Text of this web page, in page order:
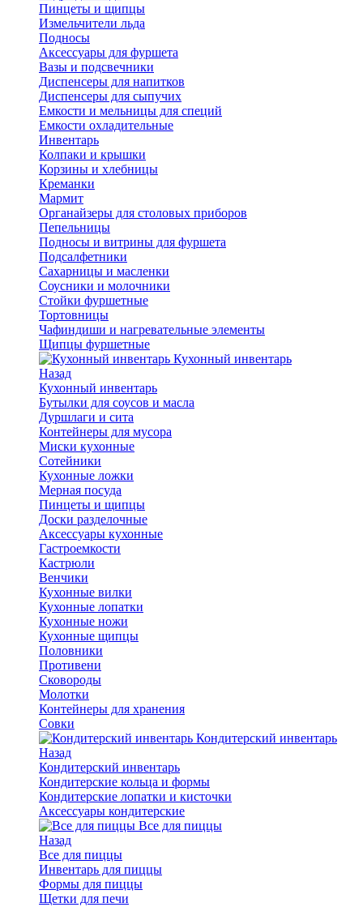
Пинцеты и щипцы
Измельчители льда
Подносы
Аксессуары для фуршета
Вазы и подсвечники
Диспенсеры для напитков
Диспенсеры для сыпучих
Емкости и мельницы для специй
Емкости охладительные
Инвентарь
Колпаки и крышки
Корзины и хлебницы
Креманки
Мармит
Органайзеры для столовых приборов
Пепельницы
Подносы и витрины для фуршета
Подсалфетники
Сахарницы и масленки
Соусники и молочники
Стойки фуршетные
Тортовницы
Чафиндиши и нагревательные элементы
Щипцы фуршетные
Кухонный инвентарь
Назад
Кухонный инвентарь
Бутылки для соусов и масла
Дуршлаги и сита
Контейнеры для мусора
Миски кухонные
Сотейники
Кухонные ложки
Мерная посуда
Пинцеты и щипцы
Доски разделочные
Аксессуары кухонные
Гастроемкости
Кастрюли
Венчики
Кухонные вилки
Кухонные лопатки
Кухонные ножи
Кухонные щипцы
Половники
Противени
Сковороды
Молотки
Контейнеры для хранения
Совки
Кондитерский инвентарь
Назад
Кондитерский инвентарь
Кондитерские кольца и формы
Кондитерские лопатки и кисточки
Аксессуары кондитерские
Все для пиццы
Назад
Все для пиццы
Инвентарь для пиццы
Формы для пиццы
Щетки для печи